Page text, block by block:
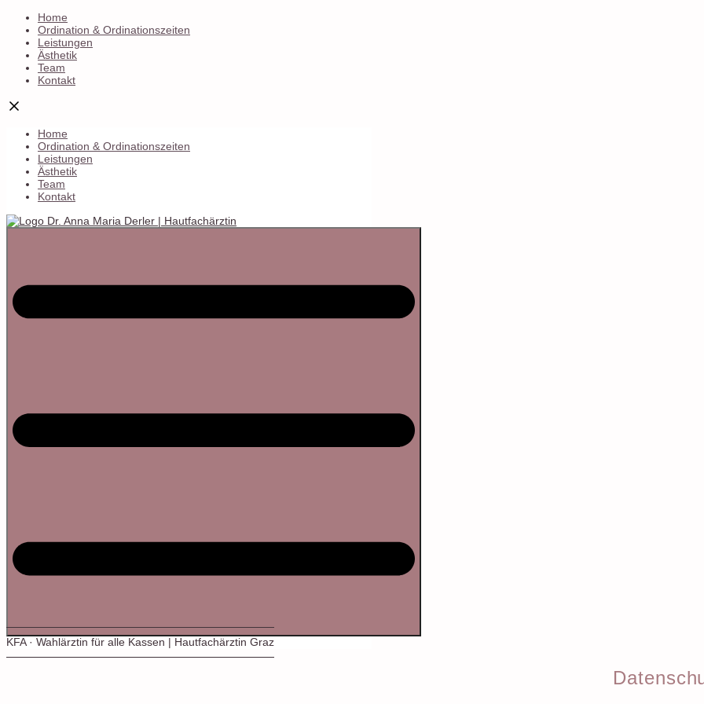
Home
Ordination & Ordinationszeiten
Leistungen
Ästhetik
Team
Kontakt
Home
Ordination & Ordinationszeiten
Leistungen
Ästhetik
Team
Kontakt
KFA · Wahlärztin für alle Kassen | Hautfachärztin Graz